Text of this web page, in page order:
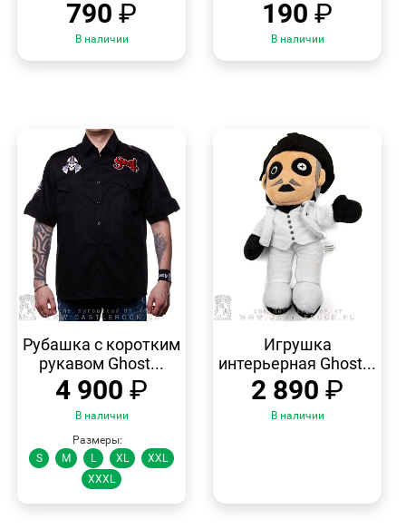
790 ₽
В наличии
190 ₽
В наличии
ПРОСМОТР
Рубашка с коротким
рукавом Ghost...
4 900 ₽
В наличии
Размеры:
S
M L XL
XXL
XXXL
ПРОСМОТР
Игрушка
интерьерная Ghost...
2 890 ₽
В наличии